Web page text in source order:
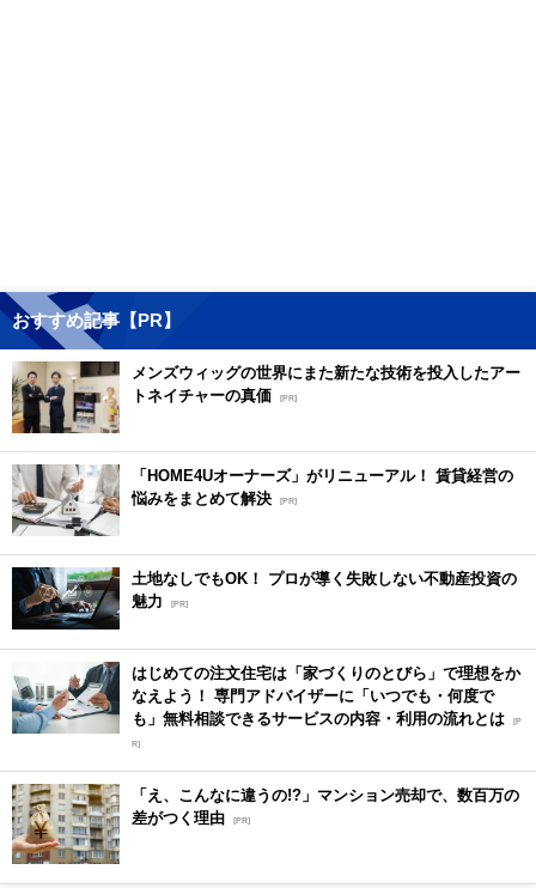
おすすめ記事【PR】
メンズウィッグの世界にまた新たな技術を投入したアー
トネイチャーの真価 [PR]
「HOME4Uオーナーズ」がリニューアル！ 賃貸経営の
悩みをまとめて解決 [PR]
土地なしでもOK！ プロが導く失敗しない不動産投資の
魅力
[PR]
はじめての注文住宅は「家づくりのとびら」で理想をか
なえよう！ 専門アドバイザーに「いつでも・何度で
も」無料相談できるサービスの内容・利用の流れとは [P
R]
「え、こんなに違うの!?」マンション売却で、数百万の
差がつく理由 [PR]